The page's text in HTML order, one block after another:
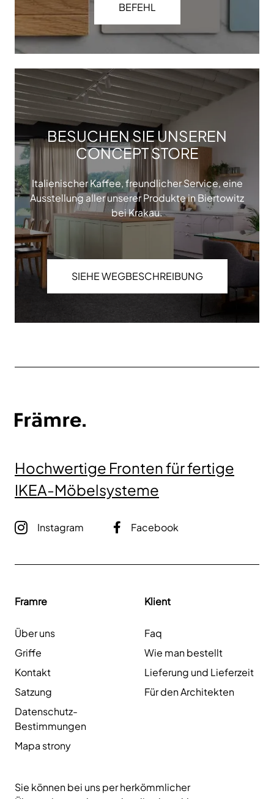
BEFEHL
BESUCHEN SIE UNSEREN
CONCEPT STORE
Italienischer Kaffee, freundlicher Service, eine
Ausstellung aller unserer Produkte in Biertowitz
bei Krakau.
SIEHE WEGBESCHREIBUNG
Hochwertige Fronten für fertige
IKEA-Möbelsysteme
Instagram Facebook
Framre
Über uns
Griffe
Kontakt
Satzung
Datenschutz-
Bestimmungen
Mapa strony
Klient
Faq
Wie man bestellt
Lieferung und Lieferzeit
Für den Architekten
Sie können bei uns per herkömmlicher